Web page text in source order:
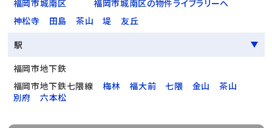
福岡市城南区
福岡市城南区の物件ライブラリーへ
神松寺
田島 茶山 堤
友丘
駅
福岡市地下鉄
福岡市地下鉄七隈線
梅林 福大前 七隈 金山
茶山
別府
六本松